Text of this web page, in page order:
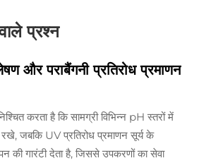
प्रश्न
और पराबैंगनी प्रतिरोध प्रमाणन
करता है कि सामग्री विभिन्न pH स्तरों में
जबकि UV प्रतिरोध प्रमाणन सूर्य के
की गारंटी देता है, जिससे उपकरणों का सेवा